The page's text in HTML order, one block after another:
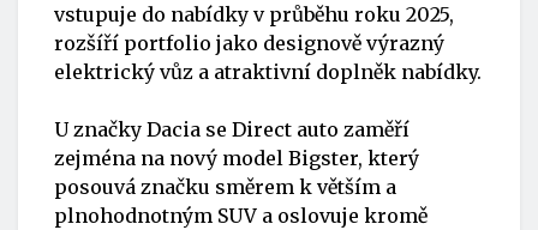
vstupuje do nabídky v průběhu roku 2025,
rozšíří portfolio jako designově výrazný
elektrický vůz a atraktivní doplněk nabídky.
U značky Dacia se Direct auto zaměří
zejména na nový model Bigster, který
posouvá značku směrem k větším a
plnohodnotným SUV a oslovuje kromě